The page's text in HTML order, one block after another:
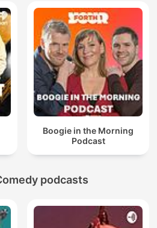
Boogie in the Morning
Podcast
podcasts